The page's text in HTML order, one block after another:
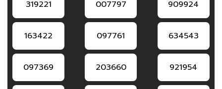
319221 007797 909924
163422 097761 634543
097369 203660 921954